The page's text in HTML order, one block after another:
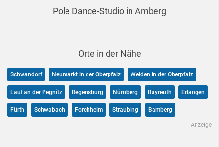
Pole Dance-Studio in Amberg
Orte in der Nähe
Schwandorf Neumarkt in der Oberpfalz Weiden in der Oberpfalz
Lauf an der Pegnitz Regensburg Nürnberg Bayreuth Erlangen
Fürth Schwabach Forchheim Straubing Bamberg
Anzeige